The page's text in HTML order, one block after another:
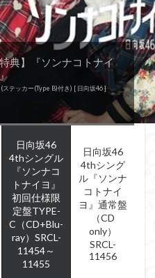
典】『ソンナコトナイ
テッカー(Type B)付き) [ 日向坂46 ]
典】『ソンナコトナイ
テッカー(Type B)付き) [ 日向坂46 ]
典】『ソンナコトナイ
テッカー(Type B)付き) [ 日向坂46 ]
典】『ソンナコトナイ
(Type B)付き) [ 日向坂46 ]
ちゃっていいの？』
A CD＋Blu-ray)
ちゃっていいの？』
B CD＋Blu-ray)
ちゃっていいの？』
C CD＋Blu-ray)
ちゃっていいの？』
盤)
シド』
A CD＋Blu-ray)
シド』
B CD＋Blu-ray)
シド』
C CD＋Blu-ray)
シド』
盤)
』
A CD＋Blu-ray)
』
B CD＋Blu-ray)
』
C CD＋Blu-ray)
』
盤)
瞬間』
＋Blu-ray) [ けやき坂46 ]
瞬間』
＋Blu-ray) [ けやき坂46 ]
瞬間』
やき坂46 ]
日向坂46
4thシングル
『ソンナコ
トナイヨ』
初回仕様限
定盤TYPE-
C（CD+Blu-
ray）SRCL-
11454～
11455
日向坂46
4thシング
ル『ソンナ
コトナイ
ヨ』通常盤
（CD
only）
SRCL-
11456